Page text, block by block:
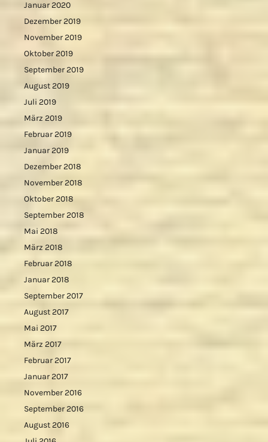
Januar 2020
Dezember 2019
November 2019
Oktober 2019
September 2019
August 2019
Juli 2019
März 2019
Februar 2019
Januar 2019
Dezember 2018
November 2018
Oktober 2018
September 2018
Mai 2018
März 2018
Februar 2018
Januar 2018
September 2017
August 2017
Mai 2017
März 2017
Februar 2017
Januar 2017
November 2016
September 2016
August 2016